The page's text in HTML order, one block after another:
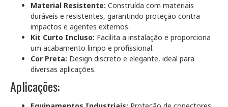
Material Resistente: Construída com materiais
duráveis e resistentes, garantindo proteção contra
impactos e agentes externos.
Kit Curto Incluso: Facilita a instalação e proporciona
um acabamento limpo e profissional.
Cor Preta: Design discreto e elegante, ideal para
diversas aplicações.
Aplicações: